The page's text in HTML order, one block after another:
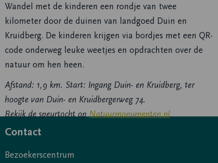
Wandel met de kinderen een rondje van twee
kilometer door de duinen van landgoed Duin en
Kruidberg. De kinderen krijgen via bordjes met een QR-
code onderweg leuke weetjes en opdrachten over de
natuur om hen heen.
Afstand: 1,9 km. Start: Ingang Duin- en Kruidberg, ter
hoogte van Duin- en Kruidbergerweg 74.
Bekijk de speurtocht opNatuurmonumenten.nl
Contact
Bezoekerscentrum